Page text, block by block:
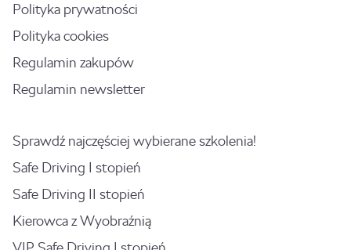
Polityka prywatności
Polityka cookies
Regulamin zakupów
Regulamin newsletter
Sprawdź najczęściej wybierane szkolenia!
Safe Driving I stopień
Safe Driving II stopień
Kierowca z Wyobraźnią